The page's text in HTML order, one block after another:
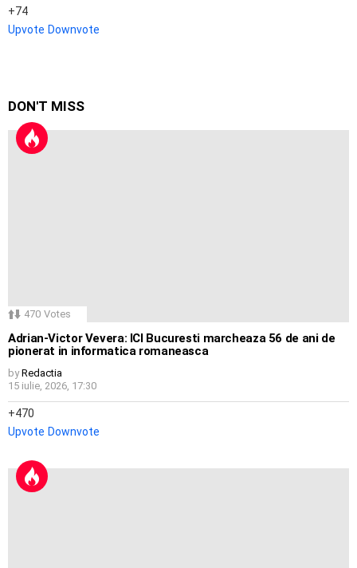
74
Upvote Downvote
DON'T MISS
470 Votes
Adrian-Victor Vevera: ICI Bucuresti marcheaza 56 de ani de
pionerat in informatica romaneasca
by Redactia
15 iulie, 2026, 17:30
470
Upvote Downvote